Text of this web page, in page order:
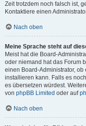
Zeit trotzdem noch falsch ist,
Kontaktiere einen
Nach oben
Meine Sprache steht auf
Meist hat die Board-
oder niemand hat das Forum
einen Board-Administrator,
installieren kann. Falls es
es übersetzen würdest.
von phpBB Limited oder auf
Nach oben